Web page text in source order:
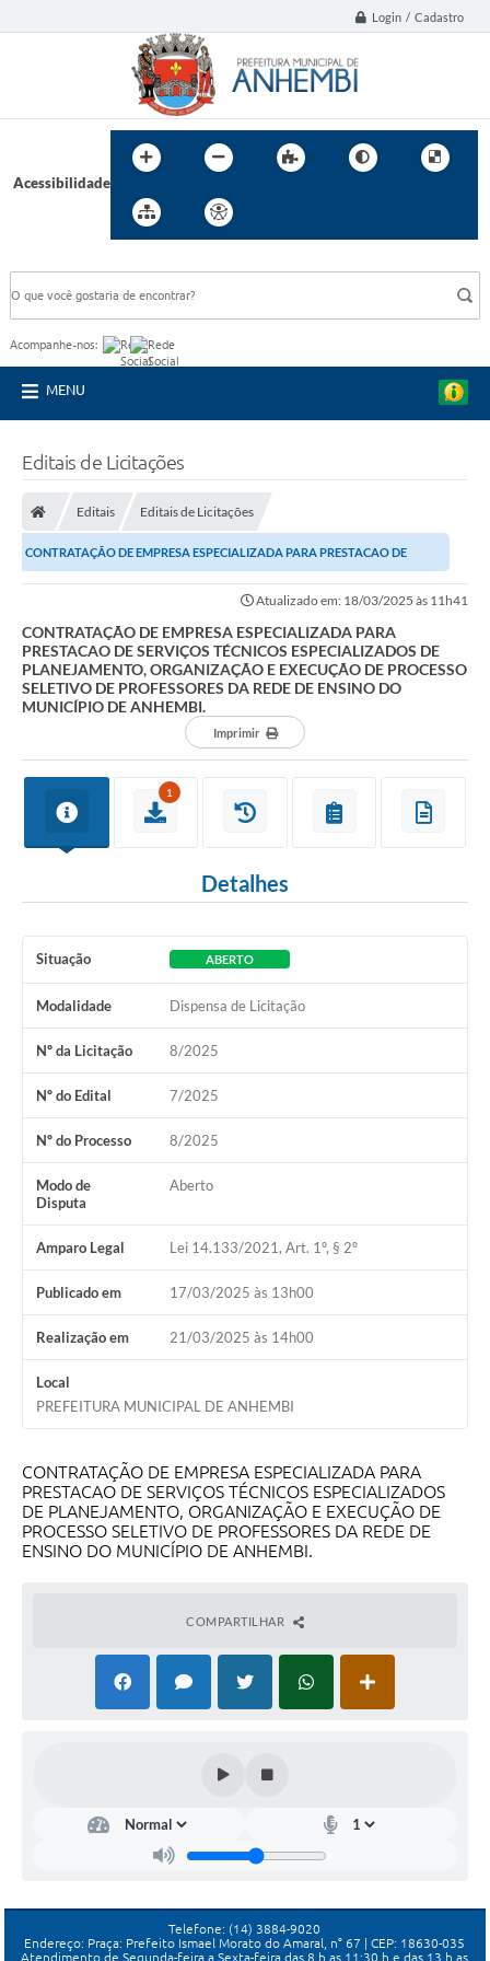
Login / Cadastro
Acessibilidade
Acompanhe-nos:
MENU
Editais de Licitações
Editais Editais de Licitações
CONTRATAÇÃO DE EMPRESA ESPECIALIZADA PARA PRESTACAO DE
Atualizado em: 18/03/2025 às 11h41
CONTRATAÇÃO DE EMPRESA ESPECIALIZADA PARA
PRESTACAO DE SERVIÇOS TÉCNICOS ESPECIALIZADOS DE
PLANEJAMENTO, ORGANIZAÇÃO E EXECUÇÃO DE PROCESSO
SELETIVO DE PROFESSORES DA REDE DE ENSINO DO
MUNICÍPIO DE ANHEMBI.
Imprimir
1
Detalhes
Situação ABERTO
Modalidade Dispensa de Licitação
Nº da Licitação 8/2025
Nº do Edital 7/2025
Nº do Processo 8/2025
Modo de
Disputa
Aberto
Amparo Legal Lei 14.133/2021, Art. 1º, § 2º
Publicado em 17/03/2025 às 13h00
Realização em 21/03/2025 às 14h00
Local
PREFEITURA MUNICIPAL DE ANHEMBI
CONTRATAÇÃO DE EMPRESA ESPECIALIZADA PARA
PRESTACAO DE SERVIÇOS TÉCNICOS ESPECIALIZADOS
DE PLANEJAMENTO, ORGANIZAÇÃO E EXECUÇÃO DE
PROCESSO SELETIVO DE PROFESSORES DA REDE DE
ENSINO DO MUNICÍPIO DE ANHEMBI.
COMPARTILHAR
Telefone: (14) 3884-9020
Endereço: Praça: Prefeito Ismael Morato do Amaral, n° 67 | CEP: 18630-035
Atendimento de Segunda-feira a Sexta-feira das 8 h as 11:30 h e das 13 h as